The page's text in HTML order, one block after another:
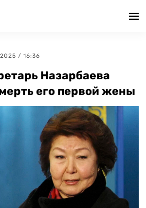
/ 16:36
Назарбаева
его первой жены